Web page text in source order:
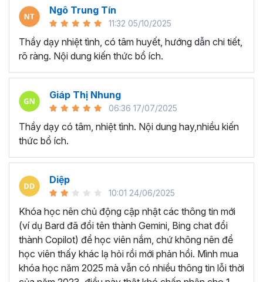
► Giúp giảng viên, giáo viên số hoá những bài giảng một
cách chuyên nghiệp và sinh động, đặc biệt là quá trình ôn
tập bài cho học viên.
► Giúp nhà sáng tạo có thể tạo ra những video triệu view
và video xu hướng.
► Giúp bất kỳ ai đang muốn sáng tạo video bằng trí tuệ
nhân tạo nhưng không có nhiều thời gian và chưa biết bắt
đầu từ đâu.
Khoá học đầy tâm huyết này sẽ giúp bạn khám phá sức
Tại sao bạn nên chọn khóa
học tạo video AI tại Gitiho?
Gitiho tự hào khi là một trong những công ty giáo dục đầu
tiên tại Việt Nam kết hợp với chuyên giaLương Minh
Thanhcho ra đời khóa học làm video bằng AI online trực
Ngô Trung Tín
11:32 05/10/2025
Thầy dạy nhiệt tình, có tâm huyết, hướng dẫn chi tiết,
rõ ràng. Nội dung kiến thức bổ ích.
Giáp Thị Nhung
06:36 17/07/2025
Thầy dạy có tâm, nhiệt tình. Nội dung hay,nhiều kiến
thức bổ ích.
Diệp
10:01 24/06/2025
Khóa học nên chủ động cập nhật các thông tin mới
(ví dụ Bard đã đổi tên thành Gemini, Bing chat đổi
thành Copilot) để học viên nắm, chứ không nên để
học viên thấy khác lạ hỏi rồi mới phản hồi. Mình mua
khóa học năm 2025 mà vẫn có nhiều thông tin lỗi thời